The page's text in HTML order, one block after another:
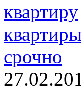
квартиру
срочно